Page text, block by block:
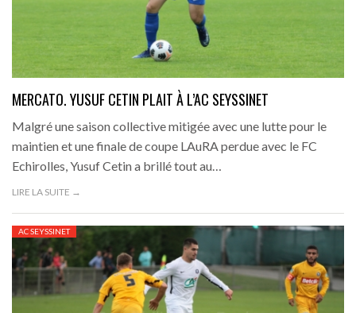
MERCATO. YUSUF CETIN PLAIT À L’AC SEYSSINET
Malgré une saison collective mitigée avec une lutte pour le
maintien et une finale de coupe LAuRA perdue avec le FC
Echirolles, Yusuf Cetin a brillé tout au…
LIRE LA SUITE →
AC SEYSSINET